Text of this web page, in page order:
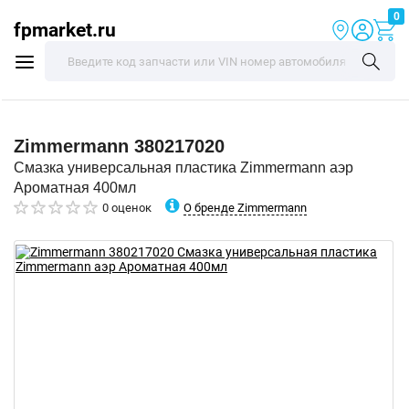
fpmarket.ru
0
Zimmermann 380217020
Смазка универсальная пластика Zimmermann аэр
Ароматная 400мл
0 оценок О бренде Zimmermann